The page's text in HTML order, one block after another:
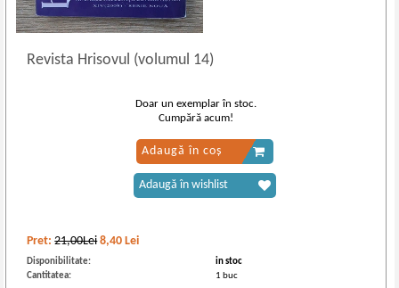
Revista Hrisovul (volumul 14)
Pret:21,00Lei 8,40 Lei
Disponibilitate:
in stoc
Cantitatea:
1 buc
Doar un exemplar în stoc.
Cumpără acum!
Adaugă în coș
Adaugă în wishlist